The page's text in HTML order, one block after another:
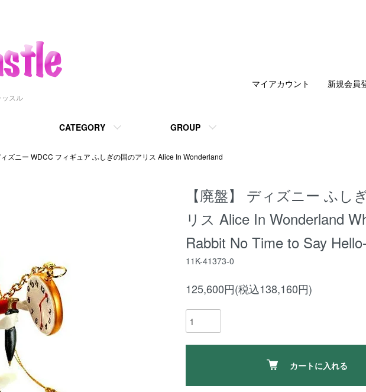
スル
CATEGORY GROUP
マイアカウント 新規会員
ズニー WDCC フィギュア ふしぎの国のアリス Alice In Wonderland
【廃盤】 ディズニー ふし
リス Alice In Wonderland
Rabbit No Time to Say
11K-41373-0
125,600円(税込138,160円)
カートに入れる